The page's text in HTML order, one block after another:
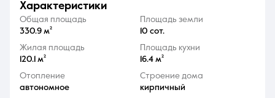
8 (861) 297-00-00
Ежедневно с 08:30 до 20:00
характеристики
Общая площадь
330.9 м²
Площадь земли
10 сот.
Жилая площадь
120.1 м²
Площадь кухни
16.4 м²
Отопление
автономное
Строение дома
кирпичный